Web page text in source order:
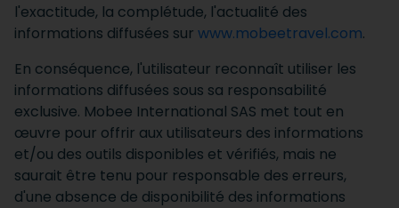
l'exactitude, la complétude, l'actualité des
informations diffusées sur www.mobeetravel.com.
En conséquence, l'utilisateur reconnaît utiliser les
informations diffusées sous sa responsabilité
exclusive. Mobee International SAS met tout en
œuvre pour offrir aux utilisateurs des informations
et/ou des outils disponibles et vérifiés, mais ne
saurait être tenu pour responsable des erreurs,
d'une absence de disponibilité des informations